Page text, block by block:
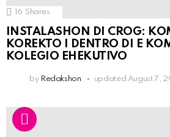
16 Shares
INSTALASHON DI CROG:
KOREKTO I DENTRO DI E
KOLEGIO EHEKUTIVO
by Redakshon updated August 7,